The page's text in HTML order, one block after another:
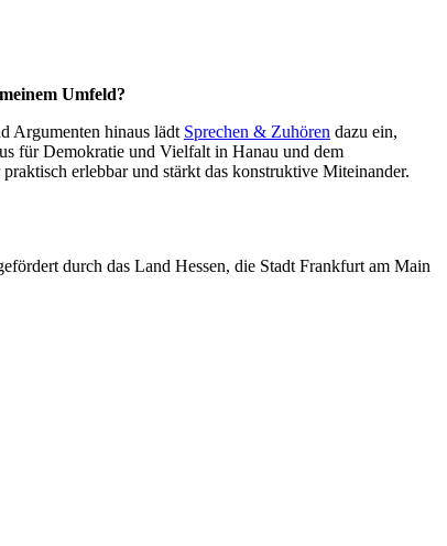
Umfeld?
Argumenten hinaus lädt Sprechen & Zuhören dazu ein,
für Demokratie und Vielfalt in Hanau und dem
erlebbar und stärkt das konstruktive Miteinander.
durch das Land Hessen, die Stadt Frankfurt am Main